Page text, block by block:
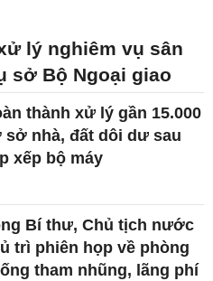
lý nghiêm vụ sân
sở Bộ Ngoại giao
thành xử lý gần 15.000
sở nhà, đất dôi dư sau
xếp bộ máy
Bí thư, Chủ tịch nước
trì phiên họp về phòng
tham nhũng, lãng phí